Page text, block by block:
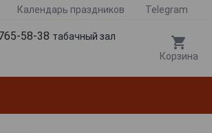
Календарь праздников Telegram
58-38 табачный зал
Корзина